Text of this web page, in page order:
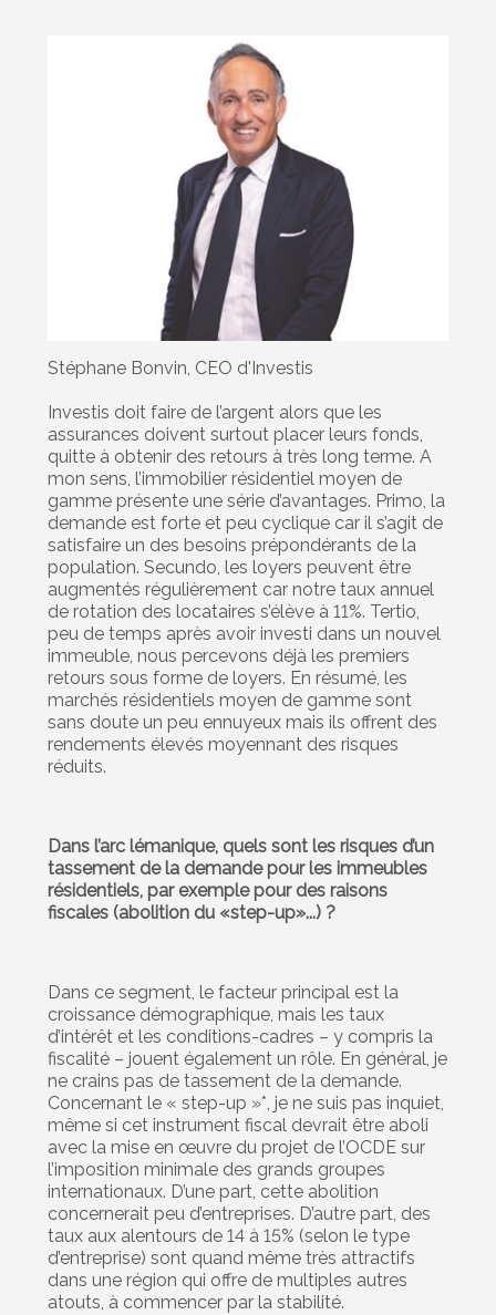
Stéphane Bonvin, CEO d'Investis
Investis doit faire de l’argent alors que les
assurances doivent surtout placer leurs fonds,
quitte à obtenir des retours à très long terme. A
mon sens, l’immobilier résidentiel moyen de
gamme présente une série d’avantages. Primo, la
demande est forte et peu cyclique car il s’agit de
satisfaire un des besoins prépondérants de la
population. Secundo, les loyers peuvent être
augmentés régulièrement car notre taux annuel
de rotation des locataires s’élève à 11%. Tertio,
peu de temps après avoir investi dans un nouvel
immeuble, nous percevons déjà les premiers
retours sous forme de loyers. En résumé, les
marchés résidentiels moyen de gamme sont
sans doute un peu ennuyeux mais ils offrent des
rendements élevés moyennant des risques
réduits.
Dans l’arc lémanique, quels sont les risques d’un
tassement de la demande pour les immeubles
résidentiels, par exemple pour des raisons
fiscales (abolition du «step-up»...) ?
Dans ce segment, le facteur principal est la
croissance démographique, mais les taux
d’intérêt et les conditions-cadres – y compris la
fiscalité – jouent également un rôle. En général, je
ne crains pas de tassement de la demande.
Concernant le « step-up »*, je ne suis pas inquiet,
même si cet instrument fiscal devrait être aboli
avec la mise en œuvre du projet de l’OCDE sur
l’imposition minimale des grands groupes
internationaux. D’une part, cette abolition
concernerait peu d’entreprises. D’autre part, des
taux aux alentours de 14 à 15% (selon le type
d’entreprise) sont quand même très attractifs
dans une région qui offre de multiples autres
atouts, à commencer par la stabilité.